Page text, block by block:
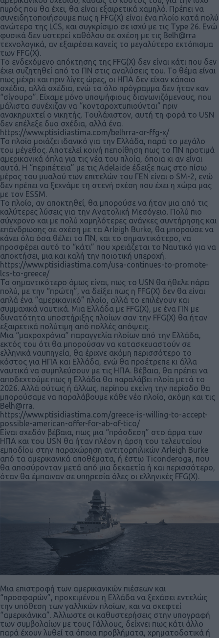
πυρός που θα έχει, θα είναι εξαιρετικά χαμηλό. Πρέπει να
συνειδητοποιήσουμε πως η FFG(X) είναι ένα πλοίο κατά πολύ
ανώτερο της LCS, και συγκρίσιμο σε ισχύ με τις Type 26. Ενώ
φυσικά δεν υστερεί καθόλου σε σχέση με τις Belh@rra
τεχνολογικά, αν εξαιρέσει κανείς το μεγαλύτερο εκτόπισμα
των FFG(X).
Το ενδεχόμενο απόκτησης της FFG(X) δεν είναι κάτι που δεν
έχει συζητηθεί από το ΠΝ στις αναλύσεις του. Το θέμα είναι
πως μέχρι και πριν λίγες ώρες, οι ΗΠΑ δεν είχαν κάποιο
σχέδια, αλλά σχέδια, ενώ το όλο πρόγραμμα δεν ήταν καν
“σίγουρο”. Είχαμε μόνο υποψήφιους διαγωνιζόμενους, που
μάλιστα συνέχιζαν να “κονταροχτυπιούνται” πριν
ανακηρυχτεί ο νικητής. Τουλάχιστον, αυτή τη φορά το USN
δεν επέλεξε δυο σχέδια, αλλά ένα.
https://www.ptisidiastima.com/belhrra-or-ffg-x/
Το πλοίο μοιάζει ιδανικό για την Ελλάδα, παρά το μεγάλο
του μέγεθος. Αποτελεί κοινή πεποίθηση πως το ΠΝ προτιμά
αμερικανικά όπλα για τις νέα του πλοία, όποια κι αν είναι
αυτά. H “περιπέτεια” με τις Adelaide έδειξε πως στο πίσω
μέρος του μυαλού των επιτελών του ΓΕΝ είναι ο SM-2, ενώ
δεν πρέπει να ξεχνάμε τη στενή σχέση που έχει η χώρα μας
με τον ESSM.
Το πλοίο, αν αποκτηθεί, θα μπορούσε να ήταν μια από τις
καλύτερες λύσεις για την Ανατολική Μεσόγειο. Πολύ πιο
σύγχρονο και με πολύ χαμηλότερες ανάγκες συντήρησης και
επάνδρωσης σε σχέση με τα Arleigh Burke, θα μπορούσε να
κάνει όλα όσα θέλει το ΠΝ, και το σημαντικότερο, να
προσφέρει αυτό το “κάτι” που χρειάζεται το Ναυτικό για να
αποκτήσει, μια και καλή την ποιοτική υπεροχή.
https://www.ptisidiastima.com/usa-continues-to-promote-
lcs-to-greece/
Το σημαντικότερο όμως είναι, πως το USN θα ήθελε πάρα
πολύ, με την “πρώτη”, να δείξει πως η FFG(X) δεν θα είναι
απλά ένα “αμερικανικό” πλοίο, αλλά το επιλέγουν και
συμμαχικά ναυτικά. Μια Ελλάδα με FFG(X), με ένα ΠΝ με
δυνατότητα υποστήριξης πλοίων σαν την FFG(X) θα ήταν
εξαιρετικά πολύτιμη από πολλές απόψεις.
Μια “μακροχρόνια” παραγγελία πλοίων από την Ελλάδα,
εκτός του ότι θα μπορούσαν να κατασκευαστούν σε
ελληνικά ναυπηγεία, θα έριχνε ακόμη περισσότερο το
κόστος για ΗΠΑ και Ελλάδα, ενώ θα προέτρεπε κι άλλα
ναυτικά να συμπλεύσουν με τις ΗΠΑ. Βέβαια, θα πρέπει να
αποδεχτούμε πως η Ελλάδα θα παραλάβει πλοία μετά το
2026. Αλλά ούτως ή άλλως, περίπου εκείνη την περίοδο θα
μπορούσαμε να παραλάβουμε κάθε νέο πλοίο, ακόμη και τις
Belh@rra.
https://www.ptisidiastima.com/greece-is-willing-to-accept-
possible-american-offer-for-ab-of-tico/
Είναι σχεδόν βέβαια, πως μια “πρόσδεση” στο άρμα των
ΗΠΑ και του USN θα ήταν πλέον η άρση του τελευταίου
εμποδίου στην παραχώρηση αντιτορπιλικών Arleigh Burke
από τα αμερικανικά αποθέματα, ή έστω Ticonderoga, που
θα αποσύρονταν μετά από μια δεκαετία ή και περισσότερο,
όταν θα έμπαιναν σε υπηρεσία όλες οι ελληνικές FFG(X).
Μια επιστροφή των αμερικανικών πιέσεων και
“προσφορών”, προκειμένου η Ελλάδα να ξεχάσει εντελώς
την υπόθεση των γαλλικών πλοίων, και να σκεφτεί
“αμερικάνικα”. Άλλωστε οι καθυστερήσεις στην υπογραφή
των συμβολαίων με τους Γάλλους, δείχνει πως κάτι άλλο
παρά έχουν λυθεί τα όποια προβλήματα, χρηματοδοτικά ή